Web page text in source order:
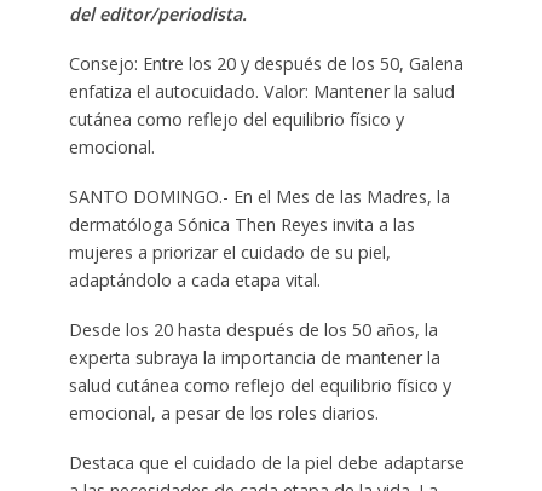
del editor/periodista.
Consejo: Entre los 20 y después de los 50, Galena
enfatiza el autocuidado. Valor: Mantener la salud
cutánea como reflejo del equilibrio físico y
emocional.
SANTO DOMINGO.- En el Mes de las Madres, la
dermatóloga Sónica Then Reyes invita a las
mujeres a priorizar el cuidado de su piel,
adaptándolo a cada etapa vital.
Desde los 20 hasta después de los 50 años, la
experta subraya la importancia de mantener la
salud cutánea como reflejo del equilibrio físico y
emocional, a pesar de los roles diarios.
Destaca que el cuidado de la piel debe adaptarse